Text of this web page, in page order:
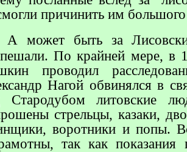
причинить им
А может быть за
По крайней мере, в
проводил
Нагой обвинялся в
Стародубом литовские
стрельцы, казаки,
воротники и попы.
так как